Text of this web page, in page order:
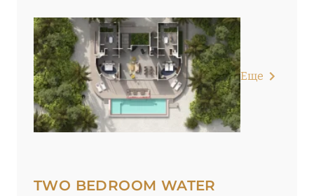
Еще
TWO BEDROOM WATER